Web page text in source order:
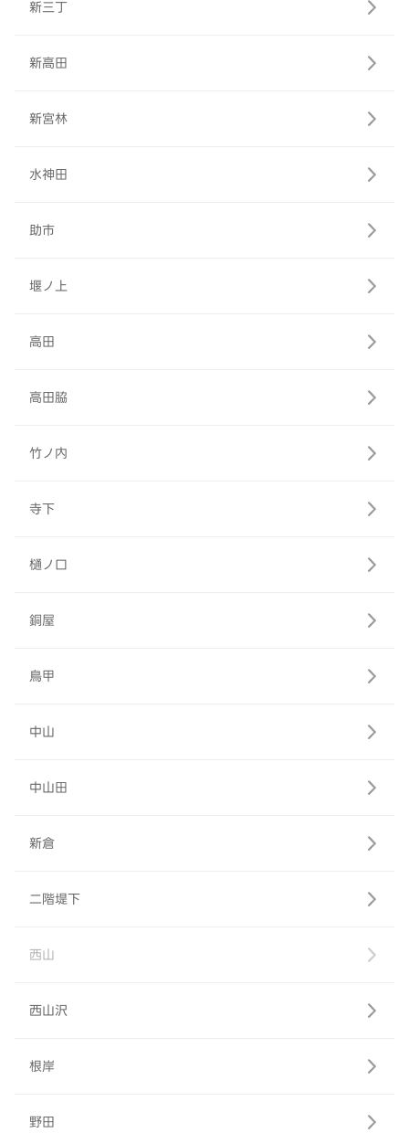
新三丁
新高田
新宮林
水神田
助市
堰ノ上
高田
高田脇
竹ノ内
寺下
樋ノ口
銅屋
鳥甲
中山
中山田
新倉
二階堤下
西山
西山沢
根岸
野田